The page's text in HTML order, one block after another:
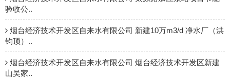
验收公..
烟台经济技术开发区自来水有限公司 新建10万m3/d 净水厂（洪
钧顶）..
烟台经济技术开发区自来水有限公司 烟台经济技术开发区新建
山吴家..